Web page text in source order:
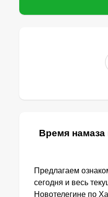
Время намаза
Предлагаем
сегодня и весь
Новотелегине по